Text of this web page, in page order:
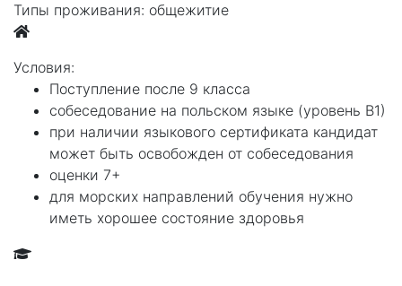
Типы проживания: общежитие
Условия:
Поступление после 9 класса
собеседование на польском языке (уровень В1)
при наличии языкового сертификата кандидат
может быть освобожден от собеседования
оценки 7+
для морских направлений обучения нужно
иметь хорошее состояние здоровья